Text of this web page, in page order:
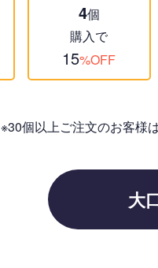
4個
購入で
15%OFF
※30個以上ご注文のお客様
大